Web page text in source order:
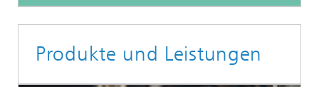
Produkte und Leistungen